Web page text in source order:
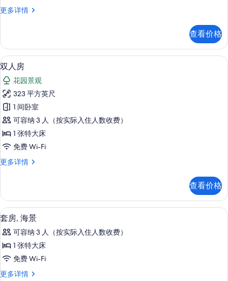
的
有
照
片
更多详情
家
景
更
多
信
息
查看价格
显
示
双
人
房
的
所
照
迷你吧、客房内保险箱、办公桌、遮光
3
双人房
花园景观
323 平方英尺
1 间卧室
可容纳 3 人（按实际入住人数收费）
1 张特大床
免费 Wi-Fi
更多详情
双
多
信
息
查看价格
显
示
套
房,
迷你吧、客房内保险箱、办公桌、遮光
5
套房, 海景
可容纳 3 人（按实际入住人数收费）
1 张特大床
免费 Wi-Fi
更多详情
套